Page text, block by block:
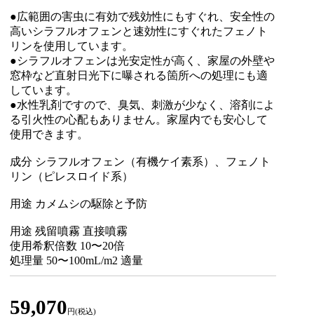
●広範囲の害虫に有効で残効性にもすぐれ、安全性の
高いシラフルオフェンと速効性にすぐれたフェノト
リンを使用しています。
●シラフルオフェンは光安定性が高く、家屋の外壁や
窓枠など直射日光下に曝される箇所への処理にも適
しています。
●水性乳剤ですので、臭気、刺激が少なく、溶剤によ
る引火性の心配もありません。家屋内でも安心して
使用できます。
成分 シラフルオフェン（有機ケイ素系）、フェノト
リン（ピレスロイド系）
用途 カメムシの駆除と予防
用途 残留噴霧 直接噴霧
使用希釈倍数 10〜20倍
処理量 50〜100mL/m2 適量
59,070 円(税込)